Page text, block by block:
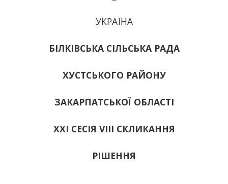
УКРАЇНА
БІЛКІВСЬКА СІЛЬСЬКА РАДА
ХУСТСЬКОГО РАЙОНУ
ЗАКАРПАТСЬКОЇ ОБЛАСТІ
ХХІ СЕСІЯ VIII СКЛИКАННЯ
РІШЕННЯ